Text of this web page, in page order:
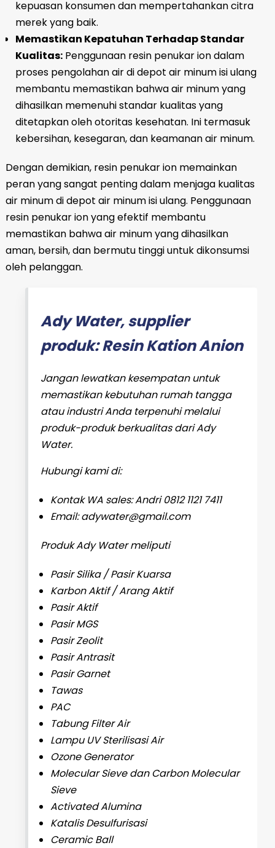
kepuasan konsumen dan mempertahankan citra
merek yang baik.
Memastikan Kepatuhan Terhadap Standar
Kualitas:Penggunaan resin penukar ion dalam
proses pengolahan air di depot air minum isi ulang
membantu memastikan bahwa air minum yang
dihasilkan memenuhi standar kualitas yang
ditetapkan oleh otoritas kesehatan. Ini termasuk
kebersihan, kesegaran, dan keamanan air minum.
Dengan demikian, resin penukar ion memainkan
peran yang sangat penting dalam menjaga kualitas
air minum di depot air minum isi ulang. Penggunaan
resin penukar ion yang efektif membantu
memastikan bahwa air minum yang dihasilkan
aman, bersih, dan bermutu tinggi untuk dikonsumsi
oleh pelanggan.
Ady Water, supplier
produk: Resin Kation Anion
Jangan lewatkan kesempatan untuk
memastikan kebutuhan rumah tangga
atau industri Anda terpenuhi melalui
produk-produk berkualitas dari Ady
Water.
Hubungi kami di:
Kontak WA sales: Andri 0812 1121 7411
Email: adywater@gmail.com
Produk Ady Water meliputi
Pasir Silika / Pasir Kuarsa
Karbon Aktif / Arang Aktif
Pasir Aktif
Pasir MGS
Pasir Zeolit
Pasir Antrasit
Pasir Garnet
Tawas
PAC
Tabung Filter Air
Lampu UV Sterilisasi Air
Ozone Generator
Molecular Sieve dan Carbon Molecular
Sieve
Activated Alumina
Katalis Desulfurisasi
Ceramic Ball